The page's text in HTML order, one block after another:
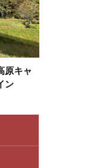
原キャ
ン